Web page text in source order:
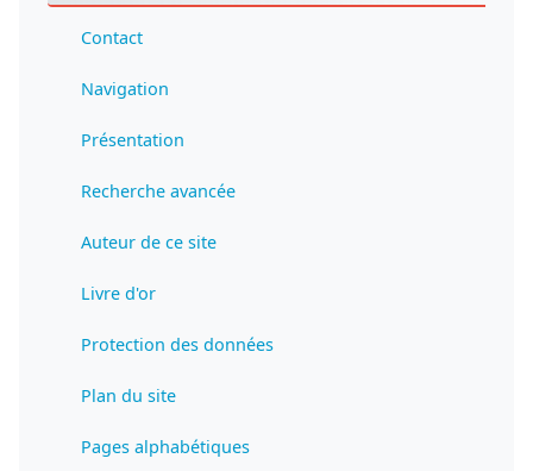
Contact
Navigation
Présentation
Recherche avancée
Auteur de ce site
Livre d'or
Protection des données
Plan du site
Pages alphabétiques